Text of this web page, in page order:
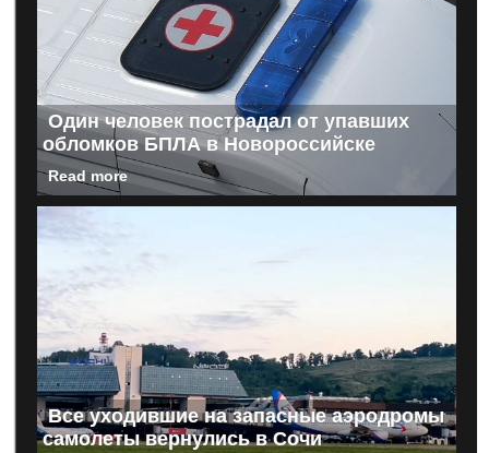
Один человек пострадал от упавших
обломков БПЛА в Новороссийске
Read more
Все уходившие на запасные аэродромы
самолеты вернулись в Сочи